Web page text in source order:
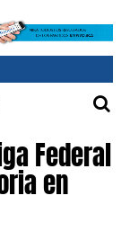
Federal
en